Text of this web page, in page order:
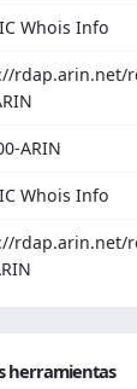
Whois Info
rdap.arin.net/
ARIN
Whois Info
rdap.arin.net/
herramientas